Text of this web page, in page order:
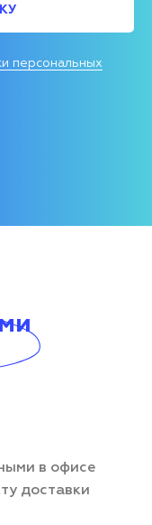
персональных
в офисе
доставки